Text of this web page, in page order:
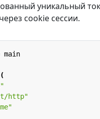
уникальный
cookie сессии.
main
(
http"